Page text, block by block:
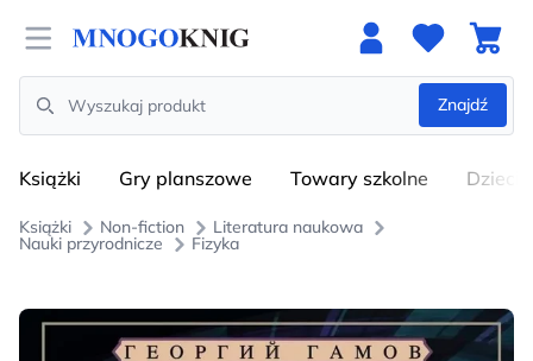
Open menu
Search
Znajdź
Książki Gry planszowe Towary szkolne
Książki Non-fiction Literatura naukowa
Nauki przyrodnicze Fizyka